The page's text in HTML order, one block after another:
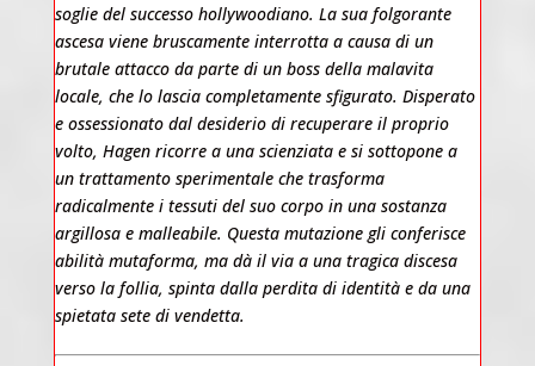
soglie del successo hollywoodiano. La sua folgorante
ascesa viene bruscamente interrotta a causa di un
brutale attacco da parte di un boss della malavita
locale, che lo lascia completamente sfigurato. Disperato
e ossessionato dal desiderio di recuperare il proprio
volto, Hagen ricorre a una scienziata e si sottopone a
un trattamento sperimentale che trasforma
radicalmente i tessuti del suo corpo in una sostanza
argillosa e malleabile. Questa mutazione gli conferisce
abilità mutaforma, ma dà il via a una tragica discesa
verso la follia, spinta dalla perdita di identità e da una
spietata sete di vendetta.